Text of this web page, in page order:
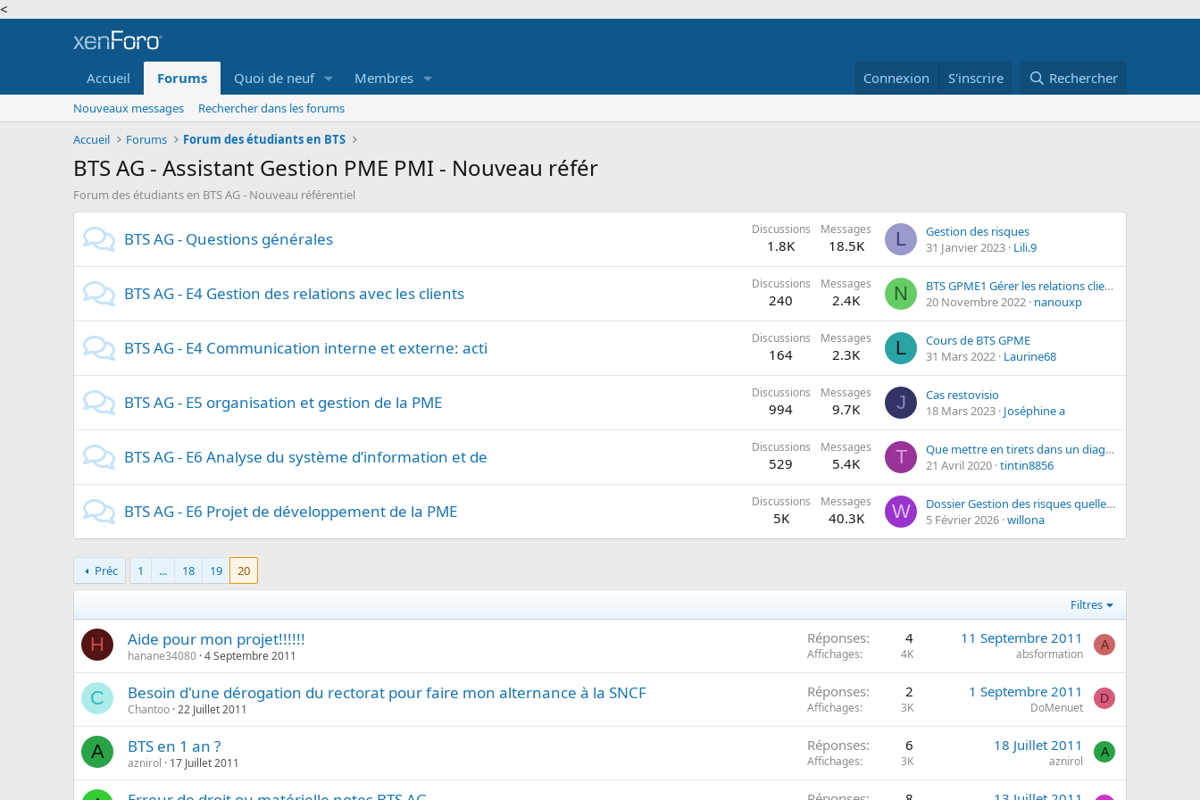
<
Accueil Forums Quoi de neuf Membres Connexion S'inscrire Rechercher
Nouveaux messages
Rechercher dans les forums
Accueil
Forums Forum des étudiants en BTS
BTS AG - Assistant Gestion PME PMI - Nouveau référ
Forum des étudiants en BTS AG - Nouveau référentiel
BTS AG - Questions générales Discussions
1.8K
Messages
18.5K L
Gestion des risques
31 Janvier 2023 Lili.9
BTS AG - E4 Gestion des relations avec les clients Discussions
240
Messages
2.4K N
BTS GPME1 Gérer les relations clients et fournisseurs
20 Novembre 2022 nanouxp
BTS AG - E4 Communication interne et externe: acti Discussions
164
Messages
2.3K L
Cours de BTS GPME
31 Mars 2022 Laurine68
BTS AG - E5 organisation et gestion de la PME Discussions
994
Messages
9.7K J
Cas restovisio
18 Mars 2023 Joséphine a
BTS AG - E6 Analyse du système d’information et de Discussions
529
Messages
5.4K T
Que mettre en tirets dans un diagramme événement résultat ?
21 Avril 2020 tintin8856
BTS AG - E6 Projet de développement de la PME Discussions
5K
Messages
40.3K W
Dossier Gestion des risques quelle galère!!!
5 Février 2026 willona
Préc 1 ... 18 19 20
Filtres
H Aide pour mon projet!!!!!!
hanane34080 4 Septembre 2011
Réponses 4
Affichages 4K
11 Septembre 2011
absformation
A
C Besoin d'une dérogation du rectorat pour faire mon alternance à la SNCF
Chantoo 22 Juillet 2011
Réponses 2
Affichages 3K
1 Septembre 2011
DoMenuet
D
A BTS en 1 an ?
aznirol 17 Juillet 2011
Réponses 6
Affichages 3K
18 Juillet 2011
aznirol
A